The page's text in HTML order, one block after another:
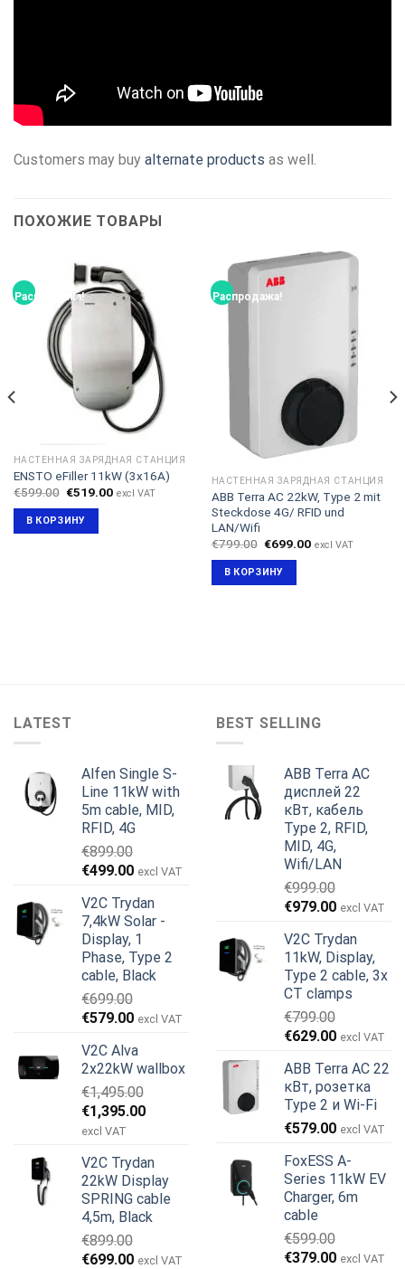
Customers may buy alternate products as well.
ПОХОЖИЕ ТОВАРЫ
Распродажа!
НАСТЕННАЯ ЗАРЯДНАЯ СТАНЦИЯ
ENSTO eFiller 11kW (3x16A)
€599.00 Первоначальная
составляла
€599.00.
€519.00Текущая
excl VAT
В КОРЗИНУ
Распродажа!
НАСТЕННАЯ ЗАРЯДНАЯ СТАНЦИЯ
ABB Terra AC 22kW, Type 2 mit
Steckdose 4G/ RFID und
LAN/Wifi
€799.00 Первоначальная
составляла
€799.00.
€699.00Текущая
excl VAT
В КОРЗИНУ
LATEST
Alfen Single S-
Line 11kW with
5m cable, MID,
RFID, 4G
€899.00
Первоначальная
составляла
€899.00.
€499.00Текущая
€499.00.
excl VAT
V2C Trydan
7,4kW Solar -
Display, 1
Phase, Type 2
cable, Black
€699.00
Первоначальная
составляла
€699.00.
€579.00Текущая
€579.00.
excl VAT
V2C Alva
2x22kW wallbox
€1,495.00
Первоначальная
цена
€1,495.00.
€1,395.00Текущая
excl VAT
V2C Trydan
22kW Display
SPRING cable
4,5m, Black
€899.00
Первоначальная
€699.00Текущая
excl VAT
BEST SELLING
ABB Terra AC
дисплей 22
кВт, кабель
Type 2, RFID,
MID, 4G,
Wifi/LAN
€999.00
Первоначальная
составляла
€999.00.
€979.00Текущая
€979.00.
excl VAT
V2C Trydan
11kW, Display,
Type 2 cable, 3x
CT clamps
€799.00
Первоначальная
составляла
€799.00.
€629.00Текущая
€629.00.
excl VAT
ABB Terra AC 22
кВт, розетка
Type 2 и Wi-Fi
€579.00 excl VAT
FoxESS A-
Series 11kW EV
Charger, 6m
cable
€599.00
Первоначальная
€379.00Текущая
excl VAT